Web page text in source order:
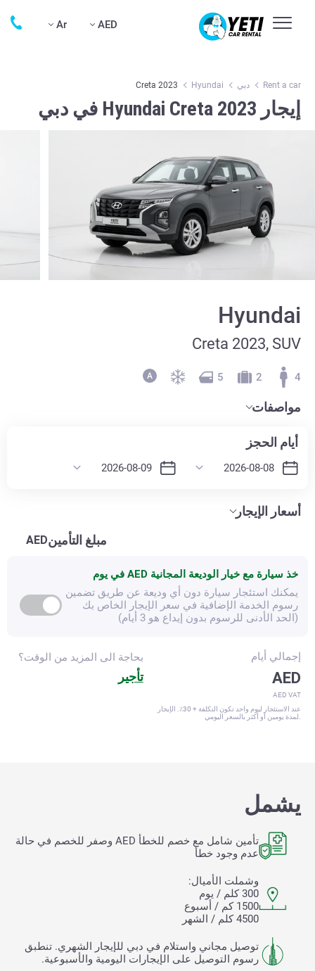
AED
Ar
Rent a car دبي Hyundai
Creta 2023
إيجار Hyundai Creta 2023 في دبي
Hyundai
Creta 2023, SUV
4
2
5
مواصفات
أيام الحجز
أسعار الإيجار
مبلغ التأمينAED
خذ سيارة مع خيار الوديعة المجانية AED في يوم
يمكنك استئجار سيارة دون أي وديعة عن طريق تضمين
رسوم الخدمة الإضافية في سعر الإيجار الخاص بك
(الحد الأدنى للرسوم بدون إيداع هو 3 أيام)
إجمالي أيام
AED
AED VAT
عند الاستئجار ليوم واحد تكون التكلفة + 30٪. الإيجار
بحاجة الى المزيد من الوقت؟
تأجير
يشمل
تأمين شامل مع خصم للخطأ
AED وصفر للخصم في حالة
عدم وجود خطأ
وشملت الأميال:
300 كلم / يوم
1500 كم / أسبوع
4500 كلم / الشهر
توصيل مجاني واستلام في دبي للإيجار الشهري. تنطبق
رسوم التوصيل على الإيجارات اليومية والأسبوعية.